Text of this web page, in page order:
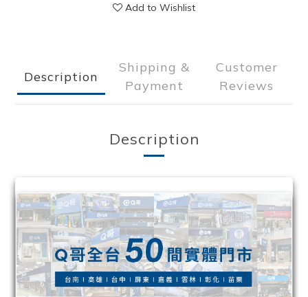
Add to Wishlist
Description
Shipping &
Payment
Customer
Reviews
Description